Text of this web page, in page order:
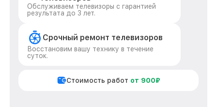
Обслуживаем телевизоры с гарантией
результата до 3 лет.
Срочный ремонт телевизоров
Восстановим вашу технику в течение
суток.
Стоимость работ от 900₽